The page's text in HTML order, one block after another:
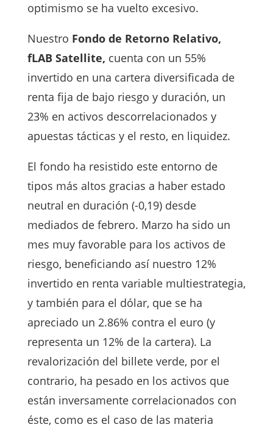
optimismo se ha vuelto excesivo.
Nuestro Fondo de Retorno Relativo,
fLAB Satellite, cuenta con un 55%
invertido en una cartera diversificada de
renta fija de bajo riesgo y duración, un
23% en activos descorrelacionados y
apuestas tácticas y el resto, en liquidez.
El fondo ha resistido este entorno de
tipos más altos gracias a haber estado
neutral en duración (-0,19) desde
mediados de febrero. Marzo ha sido un
mes muy favorable para los activos de
riesgo, beneficiando así nuestro 12%
invertido en renta variable multiestrategia,
y también para el dólar, que se ha
apreciado un 2.86% contra el euro (y
representa un 12% de la cartera). La
revalorización del billete verde, por el
contrario, ha pesado en los activos que
están inversamente correlacionados con
éste, como es el caso de las materia